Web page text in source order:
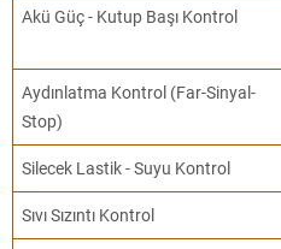
Akü Güç - Kutup Başı Kontrol
Aydınlatma Kontrol (Far-Sinyal-
Stop)
Silecek Lastik - Suyu Kontrol
Sıvı Sızıntı Kontrol